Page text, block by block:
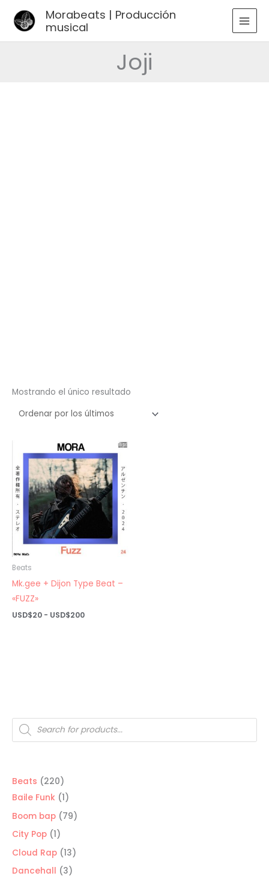
Morabeats | Producción
musical
Joji
Búsqueda
de
productos
Beats 220220
productos
Baile Funk 11
producto
Boom bap 7979
City Pop 11
producto
Cloud Rap 1313
productos
Dancehall 33
Mostrando el único resultado
Beats
Mk.gee + Dijon Type Beat –
«FUZZ»
USD$20 - USD$200Rango